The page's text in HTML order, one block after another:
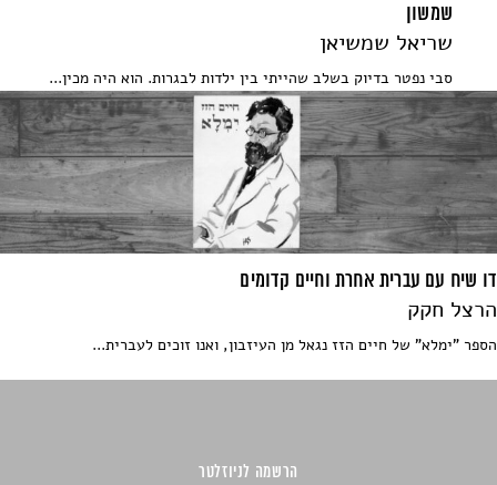
שמשון
שריאל שמשיאן
סבי נפטר בדיוק בשלב שהייתי בין ילדות לבגרות. הוא היה מכין...
דו שיח עם עברית אחרת וחיים קדומים
הרצל חקק
הספר "ימלא" של חיים הזז נגאל מן העיזבון, ואנו זוכים לעברית...
הרשמה לניוזלטר